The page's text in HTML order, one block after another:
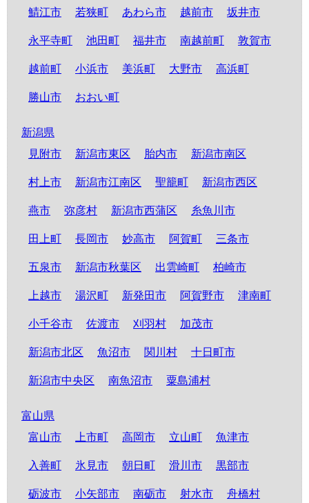
鯖江市
若狭町 あわら市 越前市 坂井市
永平寺町 池田町 福井市 南越前町 敦賀市
越前町 小浜市 美浜町 大野市 高浜町
勝山市 おおい町
新潟県
見附市
新潟市東区 胎内市 新潟市南区
村上市 新潟市江南区 聖籠町 新潟市西区
燕市 弥彦村 新潟市西蒲区 糸魚川市
田上町 長岡市 妙高市 阿賀町 三条市
五泉市 新潟市秋葉区 出雲崎町 柏崎市
上越市 湯沢町 新発田市 阿賀野市 津南町
小千谷市 佐渡市 刈羽村 加茂市
新潟市北区 魚沼市 関川村 十日町市
新潟市中央区 南魚沼市 粟島浦村
富山県
富山市
上市町 高岡市 立山町 魚津市
入善町 氷見市 朝日町 滑川市 黒部市
砺波市 小矢部市 南砺市 射水市 舟橋村